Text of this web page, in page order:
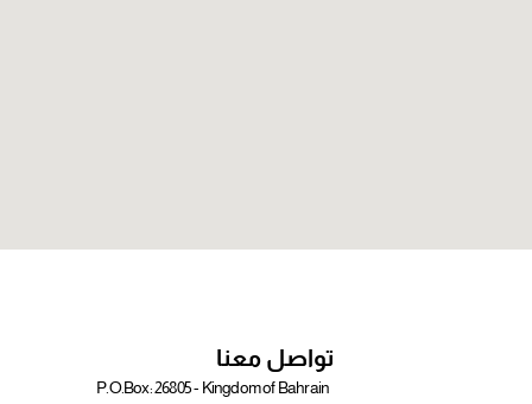
تواصل معنا
P.O.Box: 26805 - Kingdom of Bahrain